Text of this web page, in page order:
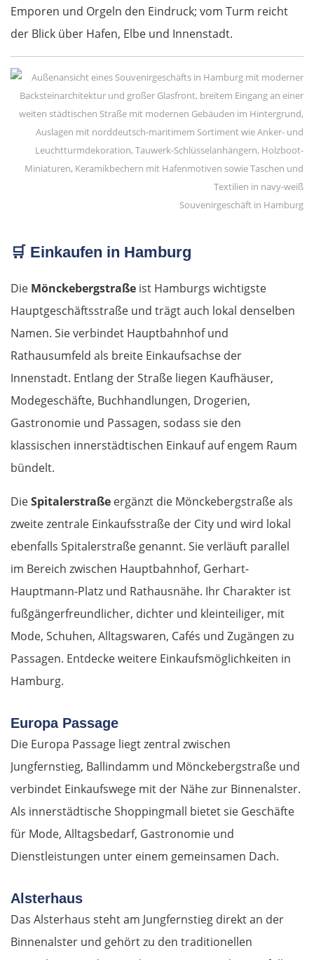
Emporen und Orgeln den Eindruck; vom Turm reicht
der Blick über Hafen, Elbe und Innenstadt.
Souvenirgeschäft in Hamburg
🛒 Einkaufen in Hamburg
Die Mönckebergstraße ist Hamburgs wichtigste
Hauptgeschäftsstraße und trägt auch lokal denselben
Namen. Sie verbindet Hauptbahnhof und
Rathausumfeld als breite Einkaufsachse der
Innenstadt. Entlang der Straße liegen Kaufhäuser,
Modegeschäfte, Buchhandlungen, Drogerien,
Gastronomie und Passagen, sodass sie den
klassischen innerstädtischen Einkauf auf engem Raum
bündelt.
DieSpitalerstraße ergänzt die Mönckebergstraße als
zweite zentrale Einkaufsstraße der City und wird lokal
ebenfalls Spitalerstraße genannt. Sie verläuft parallel
im Bereich zwischen Hauptbahnhof, Gerhart-
Hauptmann-Platz und Rathausnähe. Ihr Charakter ist
fußgängerfreundlicher, dichter und kleinteiliger, mit
Mode, Schuhen, Alltagswaren, Cafés und Zugängen zu
Passagen. Entdecke weitere Einkaufsmöglichkeiten in
Hamburg.
Europa Passage
Die Europa Passage liegt zentral zwischen
Jungfernstieg, Ballindamm und Mönckebergstraße und
verbindet Einkaufswege mit der Nähe zur Binnenalster.
Als innerstädtische Shoppingmall bietet sie Geschäfte
für Mode, Alltagsbedarf, Gastronomie und
Dienstleistungen unter einem gemeinsamen Dach.
Alsterhaus
Das Alsterhaus steht am Jungfernstieg direkt an der
Binnenalster und gehört zu den traditionellen